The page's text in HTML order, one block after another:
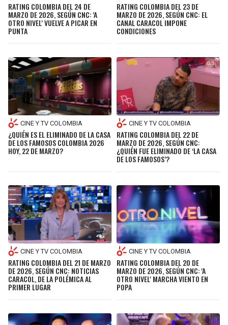
RATING COLOMBIA DEL 24 DE
MARZO DE 2026, SEGÚN CNC: 'A
OTRO NIVEL' VUELVE A PICAR EN
PUNTA
RATING COLOMBIA DEL 23 DE
MARZO DE 2026, SEGÚN CNC: EL
CANAL CARACOL IMPONE
CONDICIONES
CINE Y TV COLOMBIA
¿QUIÉN ES EL ELIMINADO DE LA CASA
DE LOS FAMOSOS COLOMBIA 2026
HOY, 22 DE MARZO?
CINE Y TV COLOMBIA
RATING COLOMBIA DEL 22 DE
MARZO DE 2026, SEGÚN CNC:
¿QUIÉN FUE ELIMINADO DE ‘LA CASA
DE LOS FAMOSOS’?
CINE Y TV COLOMBIA
RATING COLOMBIA DEL 21 DE MARZO
DE 2026, SEGÚN CNC: NOTICIAS
CARACOL, DE LA POLÉMICA AL
PRIMER LUGAR
CINE Y TV COLOMBIA
RATING COLOMBIA DEL 20 DE
MARZO DE 2026, SEGÚN CNC: 'A
OTRO NIVEL' MARCHA VIENTO EN
POPA